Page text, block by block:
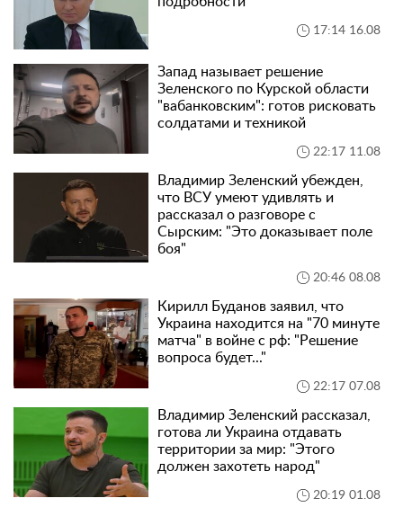
17:14 16.08
Запад называет решение
Зеленского по Курской области
"вабанковским": готов рисковать
солдатами и техникой
22:17 11.08
Владимир Зеленский убежден,
что ВСУ умеют удивлять и
рассказал о разговоре с
Сырским: "Это доказывает поле
боя"
20:46 08.08
Кирилл Буданов заявил, что
Украина находится на "70 минуте
матча" в войне с рф: "Решение
вопроса будет..."
22:17 07.08
Владимир Зеленский рассказал,
готова ли Украина отдавать
территории за мир: "Этого
должен захотеть народ"
20:19 01.08